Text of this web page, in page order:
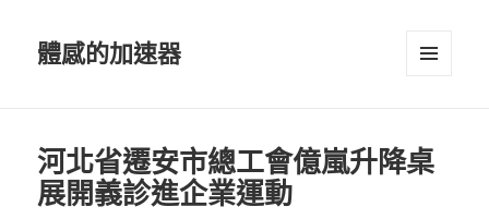
體感的加速器
河北省遷安市總工會億嵐升降桌
展開義診進企業運動